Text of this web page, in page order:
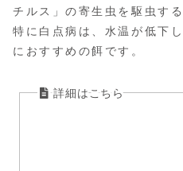
チルス」の寄生虫を駆虫す
特に白点病は、水温が低下
におすすめの餌です。